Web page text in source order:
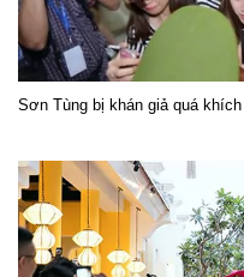
Sơn Tùng bị khán giả quá